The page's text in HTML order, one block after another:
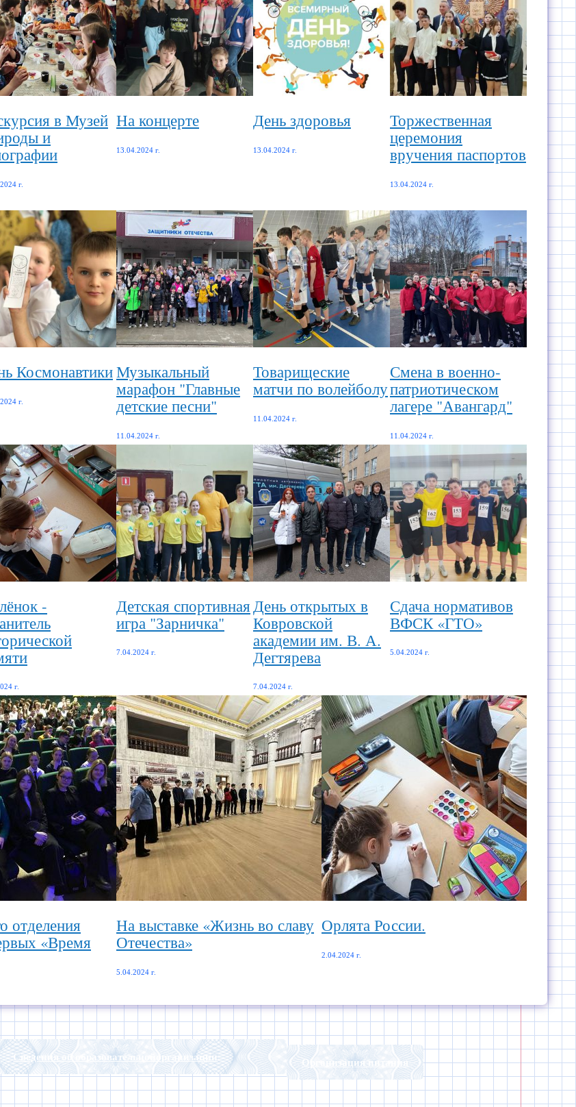
в Музей
и
г.
На концерте
13.04.2024 г.
​​​​​​​​​​​​​​День здоровья
13.04.2024 г.
Торжественная
церемония
вручения паспортов
13.04.2024 г.
Космонавтики
г.
Музыкальный
марафон "Главные
детские песни"
11.04.2024 г.
Товарищеские
матчи по волейболу
11.04.2024 г.
Смена в военно-
патриотическом
лагере "Авангард"
11.04.2024 г.
-
г.
Детская спортивная
игра "Зарничка"
7.04.2024 г.
День открытых в
Ковровской
академии им. В. А.
Дегтярева
7.04.2024 г.
Сдача нормативов
ВФСК «ГТО»
5.04.2024 г.
отделения
«Время
На выставке «Жизнь во славу
Отечества»
5.04.2024 г.
Орлята России.
2.04.2024 г.
Сведения об образовательнойорганизации Организация питания